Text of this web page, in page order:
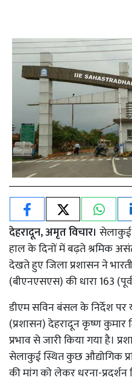
देहरादून, अमृत विचार। सेलाकुई
हाल के दिनों में बढ़ते श्रमिक
देखते हुए जिला प्रशासन ने
(बीएनएसएस) की धारा 163
डीएम सविन बंसल के निर्देश
(प्रशासन) देहरादून कृष्ण कुमार
प्रभाव से जारी किया गया है।
सेलाकुई स्थित कुछ औद्योगिक
की मांग को लेकर धरना-प्रदर्शन